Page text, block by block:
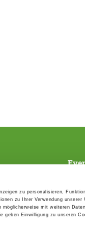
zu personalisieren,
zu Ihrer Verwendung
möglicherweise mit weiteren
geben Einwilligung zu unseren